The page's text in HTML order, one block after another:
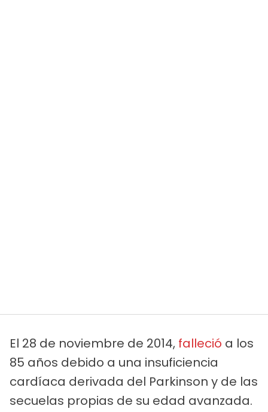
El 28 de noviembre de 2014, falleció a los
85 años debido a una insuficiencia
cardíaca derivada del Parkinson y de las
secuelas propias de su edad avanzada.